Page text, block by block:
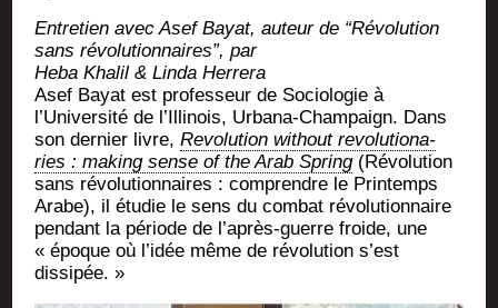
Entre­tien avec Asef Bayat, auteur de “Révo­lu­tion
sans révo­lu­tion­naires”, par
Heba Kha­lil & Lin­da Herrera
Asef Bayat est pro­fes­seur de Socio­lo­gie à
l’Université de l’Illinois, Urba­na-Cham­pai­gn. Dans
son der­nier livre,Revo­lu­tion without revo­lu­tio­na­
ries : making sense of the Arab Spring(Révo­lu­tion
sans révo­lu­tion­naires : com­prendre le Prin­temps
Arabe), il étu­die le sens du com­bat révo­lu­tion­naire
pen­dant la période de l’après-guerre froide, une
« époque où l’idée même de révo­lu­tion s’est
dissipée. »